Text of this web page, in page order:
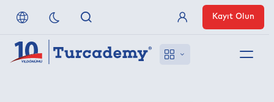
Üye Girişi
Kayıt Olun